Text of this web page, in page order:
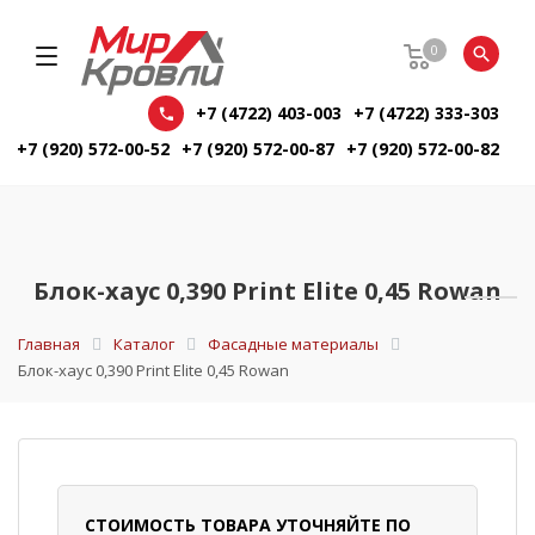
0
+7 (4722) 403-003
+7 (4722) 333-303
+7 (920) 572-00-52 +7 (920) 572-00-87 +7 (920) 572-00-82
Блок-хаус 0,390 Print Elite 0,45 Rowan
Главная Каталог
Фасадные материалы
Блок-хаус 0,390 Print Elite 0,45 Rowan
СТОИМОСТЬ ТОВАРА УТОЧНЯЙТЕ ПО